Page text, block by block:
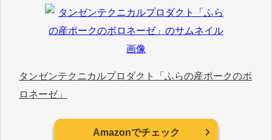
タンゼンテクニカルプロダクト「ふらの産ポークのボ
ロネーゼ」
Amazonでチェック